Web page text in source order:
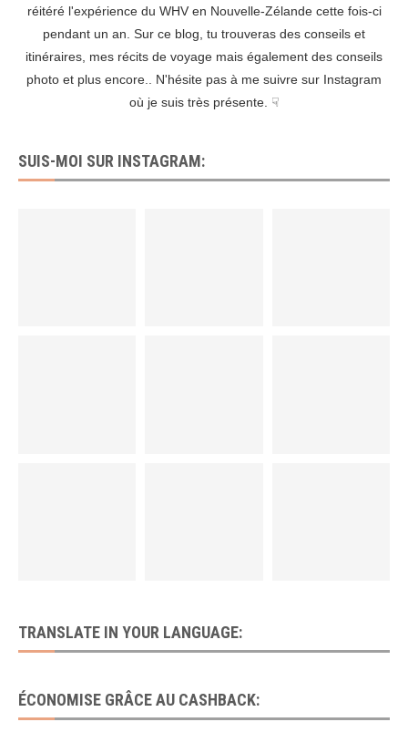
réitéré l'expérience du WHV en Nouvelle-Zélande cette fois-ci
pendant un an. Sur ce blog, tu trouveras des conseils et
itinéraires, mes récits de voyage mais également des conseils
photo et plus encore.. N'hésite pas à me suivre sur Instagram
où je suis très présente. ☟
SUIS-MOI SUR INSTAGRAM:
TRANSLATE IN YOUR LANGUAGE:
ÉCONOMISE GRÂCE AU CASHBACK: